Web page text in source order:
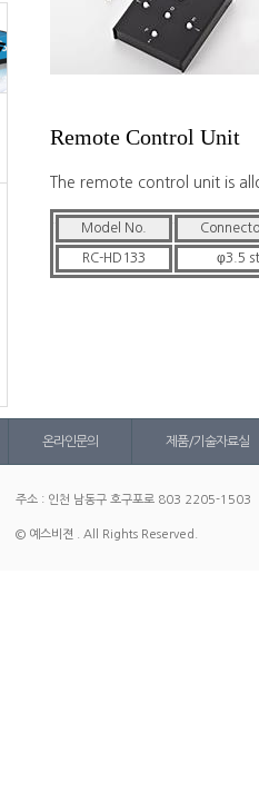
Remote Control Unit
The remote control unit is
Model No.
RC-HD133 φ3.5
온라인문의 제품/기술자료실
주소 : 인천 남동구 호구포로 803 2205-1503
© 예스비젼 . All Rights Reserved.